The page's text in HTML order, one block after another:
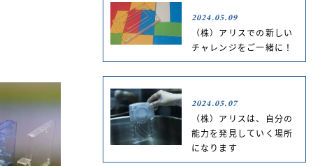
2024.05.09
（株）アリスでの新しい
チャレンジをご一緒に！
2024.05.07
（株）アリスは、自分の
能力を発見していく場所
になります